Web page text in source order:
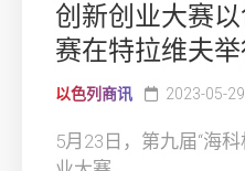
创新创业大赛
赛在特拉维夫
以色列商讯 2023-05-29
5月23日，第九届“海